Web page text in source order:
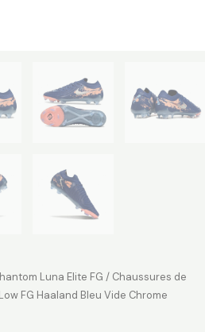
Luna Elite FG / Chaussures de
FG Haaland Bleu Vide Chrome